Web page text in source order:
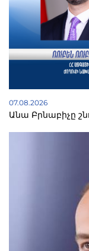
07.08.2026
Անա Բրնաբիչը